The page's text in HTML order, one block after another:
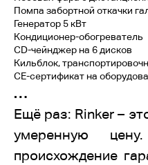
Помпа забортной откачки
Генератор 5 кВт
Кондиционер-обогреватель
CD-чейнджер на 6 дисков
Кильблок,
СЕ-сертификат на
…
Ещё раз: Rinker –
умеренную
происхождение